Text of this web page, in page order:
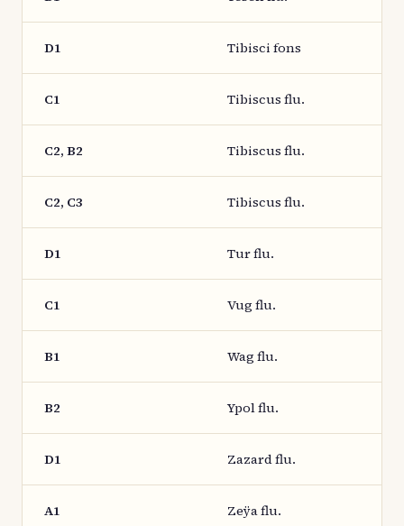
D1 Tibisci fons
C1 Tibiscus flu.
C2, B2 Tibiscus flu.
C2, C3 Tibiscus flu.
D1 Tur flu.
C1 Vug flu.
B1 Wag flu.
B2 Ypol flu.
D1 Zazard flu.
A1 Zeÿa flu.